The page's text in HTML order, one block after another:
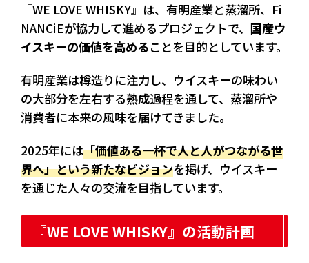
『WE LOVE WHISKY』は、有明産業と蒸溜所、Fi
NANCiEが協力して進めるプロジェクトで、 国産ウ
イスキーの価値を高めることを目的としています。
有明産業は樽造りに注力し、ウイスキーの味わい
の大部分を左右する熟成過程を通して、蒸溜所や
消費者に本来の風味を届けてきました。
2025年には「価値ある一杯で人と人がつながる世
界へ」という新たなビジョンを掲げ、ウイスキー
を通じた人々の交流を目指しています。
『WE LOVE WHISKY』の活動計画